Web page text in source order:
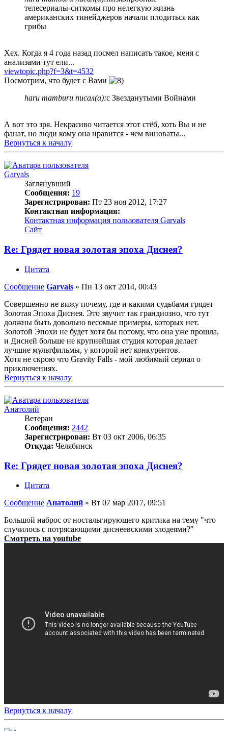
телесериалы-ситкомы про нелегкую жизнь
американских тинейджеров начали плодиться как
грибы
Хех. Когда я 4 года назад посмел написать такое, меня с
анализами тут ели...
viewtopic.php?f=3&t=4532
Посмотрим, что будет с Вами
haru mamburu писал(а):с Звезданутыми Войнами
А вот это зря. Некрасиво читается этот стёб, хоть Вы и не
фанат, но люди кому она нравится - чем виноваты...
Вернуться к началу
Garvals
Заглянувший
Сообщения: 19
Зарегистрирован: Пт 23 ноя 2012, 17:27
Контактная информация:
Контактная информация пользователя Garvals
Сайт
Re: Грядет новая золотая эпоха Диснея?
Цитата
Сообщение Garvals » Пн 13 окт 2014, 00:43
Совершенно не вижу почему, где и какими судьбами грядет
Золотая Эпоха Диснея. Это звучит так грандиозно, что тут
должны быть довольно весомые примеры, которых нет.
Золотой Эпохи не будет хотя бы потому, что она уже прошла,
и Дисней больше не крупнейшая студия которая делает
лучшие мультфильмы, у которой нет конкурентов.
Хотя не скрою что Gravity Falls - мой любимый сериал о
приключениях.
Вернуться к началу
Анатолий
Ветеран
Сообщения: 2442
Зарегистрирован: Вт 03 окт 2006, 06:35
Откуда: Челябинск
Re: Грядет новая золотая эпоха Диснея?
Цитата
Сообщение Анатолий » Вт 07 мар 2017, 09:51
Большой наброс от ностальгирующего критика на тему "что
случилось с потрясающими диснеевскими злодеями?"
Смотреть на youtube
Вернуться к началу